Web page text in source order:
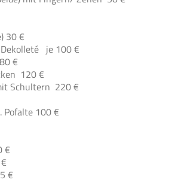
30 €
je 100 €
€
120 €
Schultern 220 €
100 €
€
€